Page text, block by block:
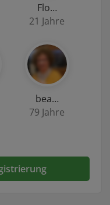
Flo…
21 Jahre
bea…
79 Jahre